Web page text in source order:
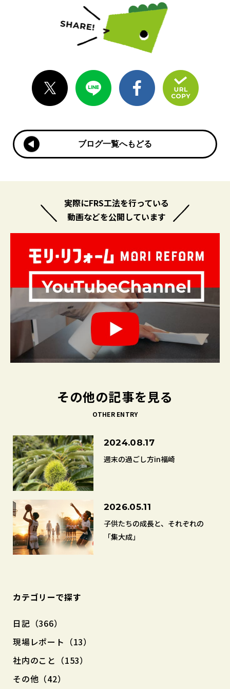
ブログ一覧へもどる
ブログ一覧へもどる
実際にFRS工法を行っている
動画などを公開しています
その他の記事を見る
OTHER ENTRY
2024.08.17
週末の過ごし方in福崎
2026.05.11
子供たちの成長と、それぞれの
「集大成」
カテゴリーで探す
日記（366）
現場レポート（13）
社内のこと（153）
その他（42）